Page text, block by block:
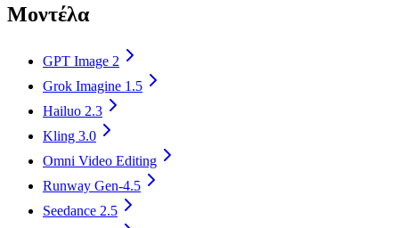
Μοντέλα
GPT Image 2
Grok Imagine 1.5
Hailuo 2.3
Kling 3.0
Omni Video Editing
Runway Gen-4.5
Seedance 2.5